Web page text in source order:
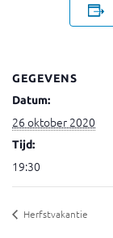
GEGEVENS
Datum:
26 oktober 2020
Tijd:
19:30
Herfstvakantie